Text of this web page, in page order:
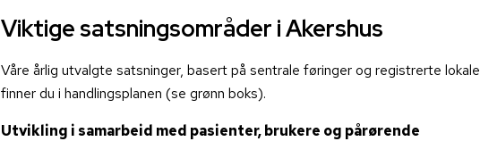
Viktige satsningsområder i Akershus
Våre årlig utvalgte satsninger, basert på sentrale føringer og registrerte
finner du i handlingsplanen (se grønn boks).
Utvikling i samarbeid med pasienter, brukere og pårørende